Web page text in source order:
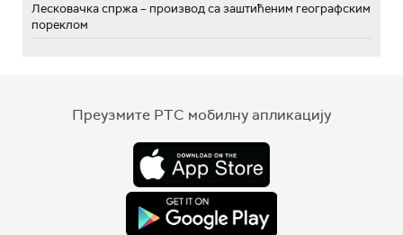
Лесковачка спржа – производ са заштићеним географским
пореклом
Преузмите РТС мобилну апликацију